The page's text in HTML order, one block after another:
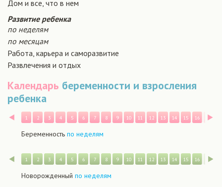
Дом и все, что в нем
Развитие ребенка
по неделям
по месяцам
Работа, карьера и саморазвитие
Развлечения и отдых
Календарь беременности и взросления
ребенка
Назад
1 2 3 4 5 6 7 8 9 10 11 12 13 14 15 16 17
Беременность по неделям
Назад
1 2 3 4 5 6 7 8 9 10 11 12 13 14 15 16 17
Новорожденный по неделям